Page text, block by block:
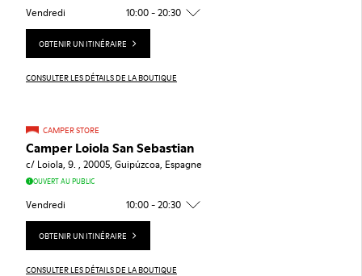
Vendredi 10:00 - 20:30
OBTENIR UN ITINÉRAIRE
CONSULTER LES DÉTAILS DE LA BOUTIQUE
CAMPER STORE
Camper Loiola San Sebastian
c/ Loiola, 9. , 20005, Guipúzcoa, Espagne
OUVERT AU PUBLIC
Vendredi 10:00 - 20:30
OBTENIR UN ITINÉRAIRE
CONSULTER LES DÉTAILS DE LA BOUTIQUE